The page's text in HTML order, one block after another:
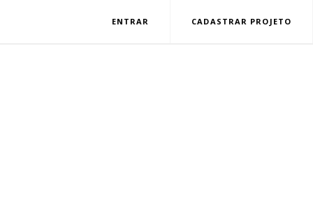
ENTRAR CADASTRAR PROJETO